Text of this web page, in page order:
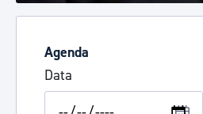
Agenda
Data